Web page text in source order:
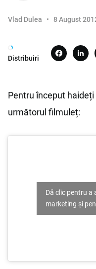
Vlad Dulea 8 August
Distribuiri
Pentru început
următorul filmuleț:
Dă clic pentru a
marketing și